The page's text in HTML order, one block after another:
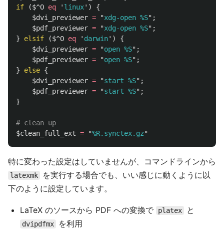
if
($^O eq ' linux')
{
$dvi_previewer = "xdg-open %S";
$pdf_previewer = "xdg-open %S";
}
elsif ($^O eq ' darwin')
{
$dvi_previewer = "open %S";
$pdf_previewer = "open %S";
}
else {
$dvi_previewer = "start %S";
$pdf_previewer = "start %S";
}
# clean up
$clean_full_ext = "%R.synctex.gz"
特に変わった設定はしていませんが、コマンドラインから
latexmk
を実行する場合でも、いい感じに動くように以
下のように設定しています。
LaTeX のソースから PDF への変換で platex と
dvipdfmx を利用